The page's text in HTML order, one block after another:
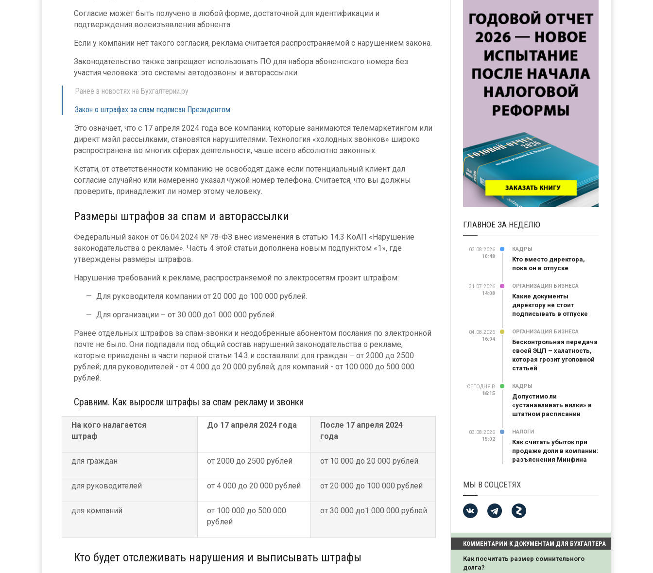
Согласие может быть получено в любой форме, достаточной для идентификации и
подтверждения волеизъявления абонента.
Если у компании нет такого согласия, реклама считается распространяемой с нарушением закона.
Законодательство также запрещает использовать ПО для набора абонентского номера без
участия человека: это системы автодозвоны и авторассылки.
Ранее в новостях на Бухгалтерии.ру
Закон о штрафах за спам подписан Президентом
Это означает, что с 17 апреля 2024 года все компании, которые занимаются телемаркетингом или
директ мэйл рассылками, становятся нарушителями. Технология «холодных звонков» широко
распространена во многих сферах деятельности, чаше всего абсолютно законных.
Кстати, от ответственности компанию не освободят даже если потенциальный клиент дал
согласие случайно или намеренно указал чужой номер телефона. Считается, что вы должны
проверить, принадлежит ли номер этому человеку.
Размеры штрафов за спам и авторассылки
Федеральный закон от 06.04.2024 № 78-ФЗ внес изменения в статью 14.3 КоАП «Нарушение
законодательства о рекламе». Часть 4 этой статьи дополнена новым подпунктом «1», где
утверждены размеры штрафов.
Нарушение требований к рекламе, распространяемой по электросетям грозит штрафом:
Для руководителя компании от 20 000 до 100 000 рублей.
Для организации – от 30 000 до1 000 000 рублей.
Ранее отдельных штрафов за спам-звонки и неодобренные абонентом послания по электронной
почте не было. Они подпадали под общий состав нарушений законодательства о рекламе,
которые приведены в части первой статьи 14.3 и составляли: для граждан – от 2000 до 2500
рублей; для руководителей - от 4 000 до 20 000 рублей; для компаний - от 100 000 до 500 000
рублей.
Сравним. Как выросли штрафы за спам рекламу и звонки
На кого налагается
штраф
До 17 апреля 2024 года
После 17 апреля 2024
года
для граждан от 2000 до 2500 рублей от 10 000 до 20 000 рублей
для руководителей от 4 000 до 20 000 рублей от 20 000 до 100 000 рублей
для компаний
от 100 000 до 500 000
рублей
от 30 000 до1 000 000 рублей
Кто будет отслеживать нарушения и выписывать штрафы
ГЛАВНОЕ ЗА НЕДЕЛЮ
03.08.2026
10:48
КАДРЫ
Кто вместо директора,
пока он в отпуске
31.07.2026
14:08
ОРГАНИЗАЦИЯ БИЗНЕСА
Какие документы
директору не стоит
подписывать в отпуске
04.08.2026
16:04
ОРГАНИЗАЦИЯ БИЗНЕСА
Бесконтрольная передача
своей ЭЦП – халатность,
которая грозит уголовной
статьей
СЕГОДНЯ В
16:15
16:15
КАДРЫ
Допустимо ли
«устанавливать вилки» в
штатном расписании
03.08.2026
15:02
НАЛОГИ
Как считать убыток при
продаже доли в компании:
разъяснения Минфина
МЫ В СОЦСЕТЯХ
КОММЕНТАРИИ К ДОКУМЕНТАМ ДЛЯ БУХГАЛТЕРА
Как посчитать размер сомнительного
долга?